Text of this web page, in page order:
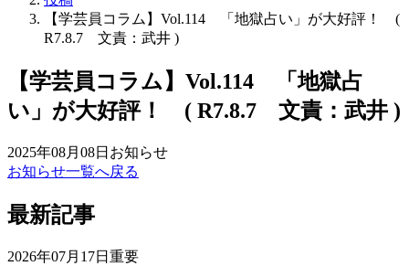
【学芸員コラム】Vol.114 「地獄占い」が大好評！ (
R7.8.7 文責：武井 )
【学芸員コラム】Vol.114 「地獄占
い」が大好評！ ( R7.8.7 文責：武井 )
2025年08月08日 お知らせ
お知らせ一覧へ戻る
最新記事
2026年07月17日 重要